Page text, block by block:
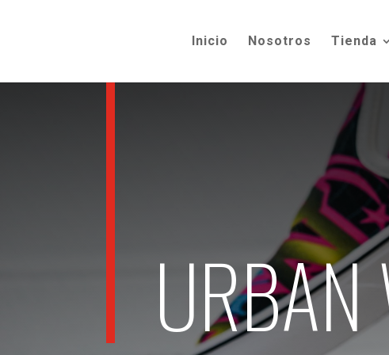
Inicio Nosotros Tienda